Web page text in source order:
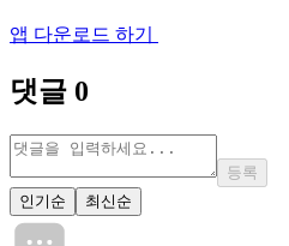
앱 다운로드 하기
댓글 0
등록
인기순
최신순